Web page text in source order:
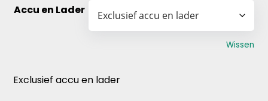
Accu en Lader
Wissen
Exclusief accu en lader